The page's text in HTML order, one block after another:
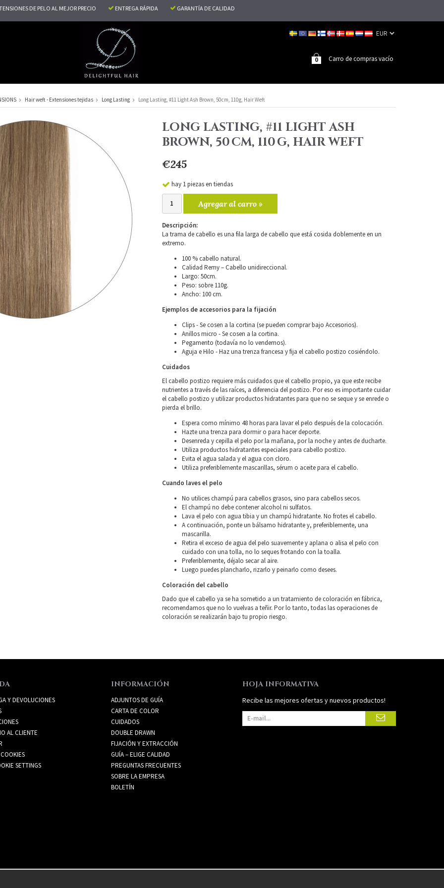
DE PELO AL MEJOR PRECIO ENTREGA RÁPIDA GARANTÍA DE CALIDAD
Carro de compras vacío
0
Hair weft - Extensiones tejidas Long Lasting Long Lasting, #11 Light Ash Brown, 50 cm, 110 g, Hair Weft
LONG LASTING, #11 LIGHT ASH
BROWN, 50 CM, 110 G, HAIR WEFT
€245
hay 1 piezas en tiendas
Agregar al carro »
Descripción:
La trama de cabello es una fila larga de cabello que está cosida doblemente en un
extremo.
100 % cabello natural.
Calidad Remy – Cabello unidireccional.
Largo: 50cm.
Peso: sobre 110g.
Ancho: 100 cm.
Ejemplos de accesorios para la fijación
Clips - Se cosen a la cortina (se pueden comprar bajo Accesorios).
Anillos micro - Se cosen a la cortina.
Pegamento (todavía no lo vendemos).
Aguja e Hilo - Haz una trenza francesa y fija el cabello postizo cosiéndolo.
Cuidados
El cabello postizo requiere más cuidados que el cabello propio, ya que este recibe
nutrientes a través de las raíces, a diferencia del postizo. Por eso es importante cuidar
el cabello postizo y utilizar productos hidratantes para que no se seque y se enrede o
pierda el brillo.
Espera como mínimo 48 horas para lavar el pelo después de la colocación.
Hazte una trenza para dormir o para hacer deporte.
Desenreda y cepilla el pelo por la mañana, por la noche y antes de ducharte.
Utiliza productos hidratantes especiales para cabello postizo.
Evita el agua salada y el agua con cloro.
Utiliza preferiblemente mascarillas, sérum o aceite para el cabello.
Cuando laves el pelo
No utilices champú para cabellos grasos, sino para cabellos secos.
El champú no debe contener alcohol ni sulfatos.
Lava el pelo con agua tibia y un champú hidratante. No frotes el cabello.
A continuación, ponte un bálsamo hidratante y, preferiblemente, una
mascarilla.
Retira el exceso de agua del pelo suavemente y aplana o alisa el pelo con
cuidado con una tolla, no lo seques frotando con la toalla.
Preferiblemente, déjalo secar al aire.
Luego puedes plancharlo, rizarlo y peinarlo como desees.
Coloración del cabello
Dado que el cabello ya se ha sometido a un tratamiento de coloración en fábrica,
recomendamos que no lo vuelvas a teñir. Por lo tanto, todas las operaciones de
coloración se realizarán bajo tu propio riesgo.
Y DEVOLUCIONES
AL CLIENTE
SETTINGS
INFORMACIÓN
ADJUNTOS DE GUÍA
CARTA DE COLOR
CUIDADOS
DOUBLE DRAWN
FIJACIÓN Y EXTRACCIÓN
GUÍA – ELIGE CALIDAD
PREGUNTAS FRECUENTES
SOBRE LA EMPRESA
BOLETÍN
HOJA INFORMATIVA
Recibe las mejores ofertas y nuevos productos!